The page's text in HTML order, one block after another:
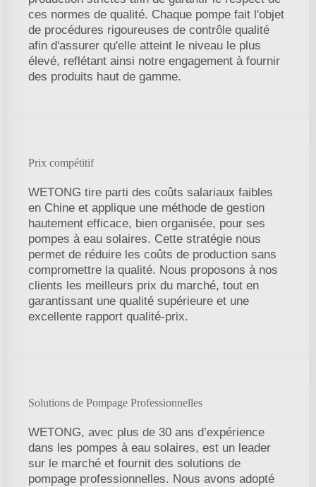
ces normes de qualité. Chaque pompe fait l'objet
de procédures rigoureuses de contrôle qualité
afin d'assurer qu'elle atteint le niveau le plus
élevé, reflétant ainsi notre engagement à fournir
des produits haut de gamme.
Prix compétitif
WETONG tire parti des coûts salariaux faibles
en Chine et applique une méthode de gestion
hautement efficace, bien organisée, pour ses
pompes à eau solaires. Cette stratégie nous
permet de réduire les coûts de production sans
compromettre la qualité. Nous proposons à nos
clients les meilleurs prix du marché, tout en
garantissant une qualité supérieure et une
excellente rapport qualité-prix.
Solutions de Pompage Professionnelles
WETONG, avec plus de 30 ans d’expérience
dans les pompes à eau solaires, est un leader
sur le marché et fournit des solutions de
pompage professionnelles. Nous avons adopté